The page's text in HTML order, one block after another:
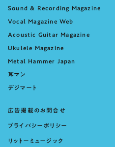
Sound & Recording Magazine
Vocal Magazine Web
Acoustic Guitar Magazine
Ukulele Magazine
Metal Hammer Japan
耳マン
デジマート
広告掲載のお問合せ
プライバシーポリシー
リットーミュージック